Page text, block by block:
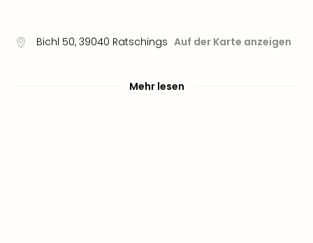
Bichl 50, 39040 Ratschings Auf der Karte anzeigen
Mehr lesen